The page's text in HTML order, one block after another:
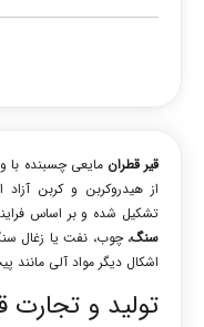
قیر قطران مایعی چسبنده با
از هیدروکربن و کربن
تشکیل شده و بر اساس
سنگ، چوب، نفت یا زغال
اشکال دیگر مواد آلی مانند
تولید و تجارت